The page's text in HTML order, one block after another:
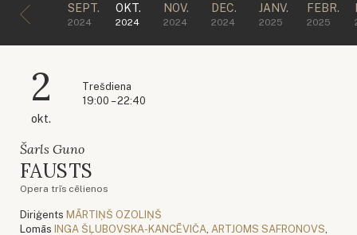
SEPT.
2024
OKT.
2024
NOV.
2024
DEC.
2024
JANV.
2025
FEBR.
2025
2
okt.
Trešdiena
19:00 – 22:40
Šarls Guno
FAUSTS
Opera trīs cēlienos
Diriģents MĀRTIŅŠ OZOLIŅŠ
Lomās INGA ŠĻUBOVSKA-KANCĒVIČA ARTJOMS SAFRONOVS